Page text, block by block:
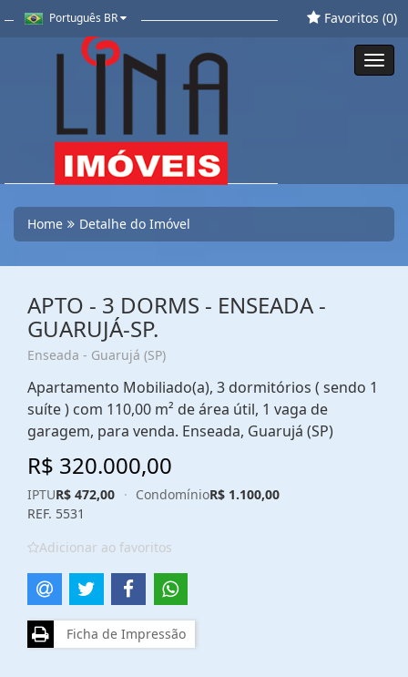
Português BR Favoritos (0)
Home Detalhe do Imóvel
APTO - 3 DORMS - ENSEADA -
GUARUJÁ-SP.
Enseada - Guarujá (SP)
Apartamento Mobiliado(a), 3 dormitórios ( sendo 1
suíte ) com 110,00 m² de área útil, 1 vaga de
garagem, para venda. Enseada, Guarujá (SP)
R$ 320.000,00
IPTUR$ 472,00 · CondomínioR$ 1.100,00
REF. 5531
Adicionar ao favoritos
Ficha de Impressão